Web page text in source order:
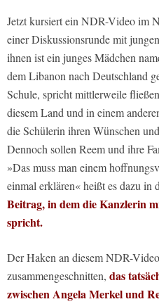
Jetzt kursiert ein NDR-Video im
einer Diskussionsrunde mit
ihnen ist ein junges Mädchen
dem Libanon nach Deutschland
Schule, spricht mittlerweile
diesem Land und in einem
die Schülerin ihren Wünschen
Dennoch sollen Reem und ihre
»Das muss man einem
einmal erklären« heißt es dazu in
Beitrag, in dem die Kanzlerin
spricht.
Der Haken an diesem NDR-
zusammengeschnitten, das
zwischen Angela Merkel und